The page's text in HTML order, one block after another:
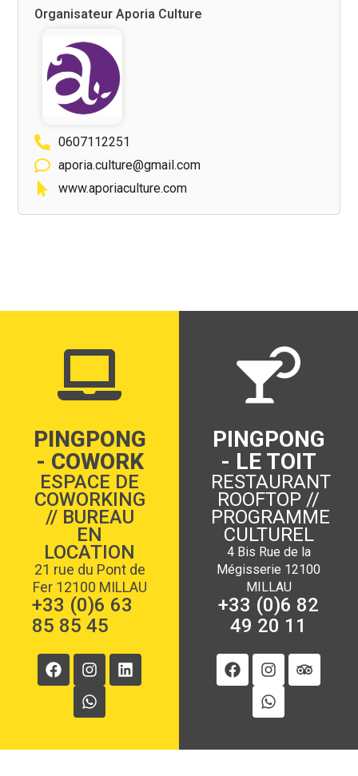
Organisateur Aporia Culture
0607112251
aporia.culture@gmail.com
www.aporiaculture.com
PINGPONG
- COWORK
ESPACE DE
COWORKING
// BUREAU
EN
LOCATION
21 rue du Pont de
Fer 12100 MILLAU
+33 (0)6 63
85 85 45
PINGPONG
- LE TOIT
RESTAURANT
ROOFTOP //
PROGRAMME
CULTUREL
4 Bis Rue de la
Mégisserie 12100
MILLAU
+33 (0)6 82
49 20 11